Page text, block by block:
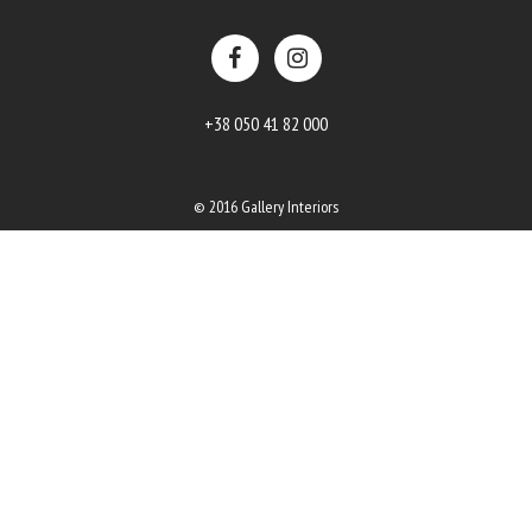
+38 050 41 82 000
© 2016 Gallery Interiors